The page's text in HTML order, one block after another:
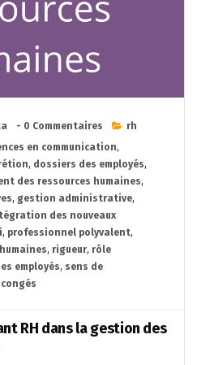
- 0 Commentaires
rh
en communication,
, dossiers des employés,
des ressources humaines,
, gestion administrative,
des nouveaux
, professionnel polyvalent,
, rigueur, rôle
employés, sens de
RH dans la gestion des